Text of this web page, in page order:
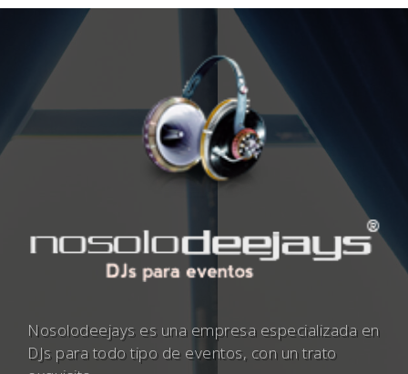
Nosolodeejays es una empresa especializada en
DJs para todo tipo de eventos, con un trato